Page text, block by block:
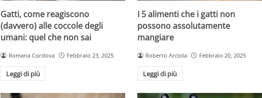
Gatti, come reagiscono
(davvero) alle coccole degli
umani: quel che non sai
Romana Cordova Febbraio 23, 2025
Leggi di più
I 5 alimenti che i gatti non
possono assolutamente
mangiare
Roberto Arciola Febbraio 20, 2025
Leggi di più